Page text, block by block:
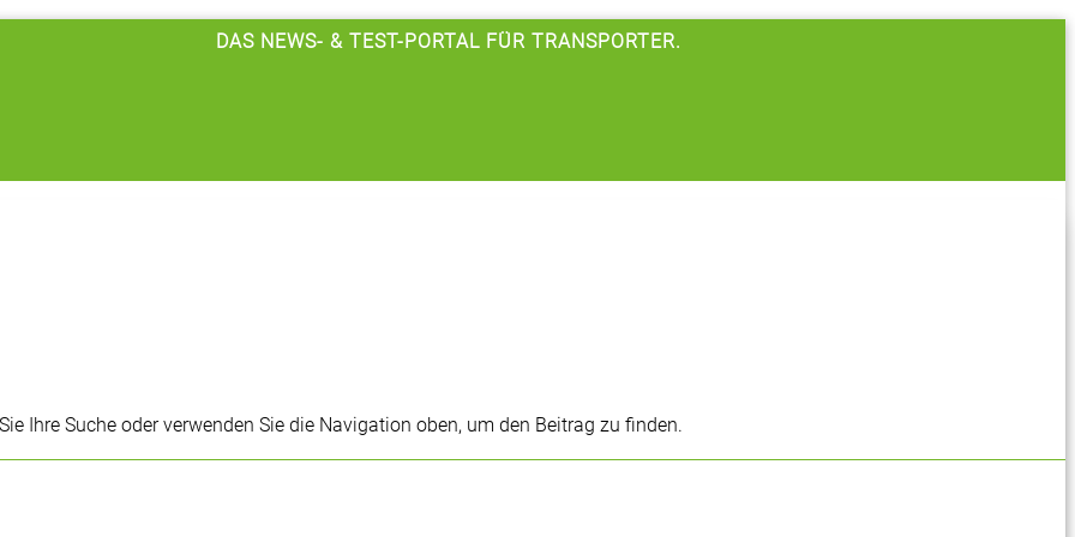
DAS NEWS- & TEST-PORTAL FÜR TRANSPORTER.
Ihre Suche oder verwenden Sie die Navigation oben, um den Beitrag zu finden.